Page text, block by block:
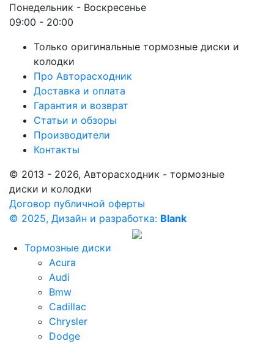
Понедельник - Воскресенье
09:00 - 20:00
Только оригинальные тормозные диски и
колодки
Про Авторасходник
Доставка и оплата
Гарантия и возврат
Статьи и обзоры
Производители
Контакты
© 2013 - 2026, Авторасходник - тормозные
диски и колодки
Договор публичной оферты
© 2025, Дизайн и разработка: Blank
Тормозные диски
Acura
Audi
Bmw
Cadillac
Chrysler
Dodge